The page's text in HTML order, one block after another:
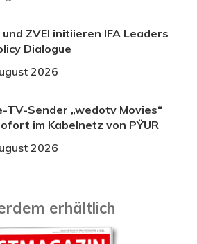
und ZVEI initiieren IFA Leaders
Dialogue
2026
TV-Sender „wedotv Movies“
im Kabelnetz von PŸUR
2026
erhältlich